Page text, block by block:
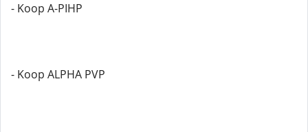
- Koop A-PIHP
- Koop ALPHA PVP